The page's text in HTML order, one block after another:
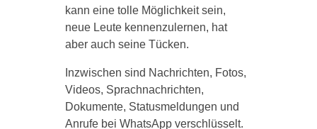
kann eine tolle Möglichkeit sein,
neue Leute kennenzulernen, hat
aber auch seine Tücken.
Inzwischen sind Nachrichten, Fotos,
Videos, Sprachnachrichten,
Dokumente, Statusmeldungen und
Anrufe bei WhatsApp verschlüsselt.